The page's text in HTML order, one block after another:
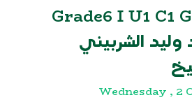
Grade6 I U1 C1
وليد الشربيني
Wednesday , 2